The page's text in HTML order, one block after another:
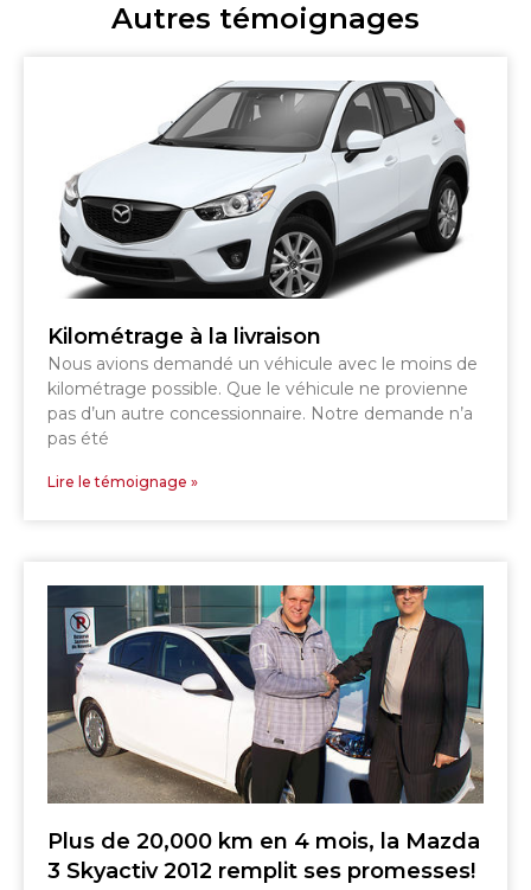
Autres témoignages
Kilométrage à la livraison
Nous avions demandé un véhicule avec le moins de
kilométrage possible. Que le véhicule ne provienne
pas d’un autre concessionnaire. Notre demande n’a
pas été
Lire le témoignage »
Plus de 20,000 km en 4 mois, la Mazda
3 Skyactiv 2012 remplit ses promesses!